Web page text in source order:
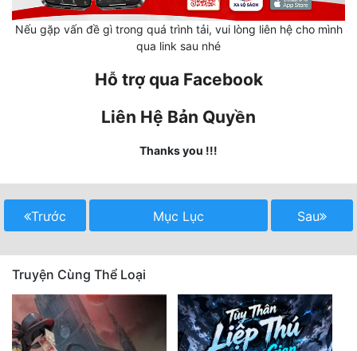
Tu Chân
Xuyên Không
Xuyên Nhanh
Xuyên Sách
Xuyên Thư
Điền Văn
Nếu gặp vấn đề gì trong quá trình tải, vui lòng liên hệ cho mình
qua link sau nhé
Hỗ trợ qua Facebook
Liên Hệ Bản Quyền
Thanks you !!!
Trước Mục Lục Sau
Truyện Cùng Thể Loại